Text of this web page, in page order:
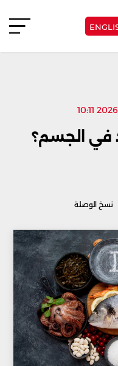
في الجسم؟
نسخ الوصلة